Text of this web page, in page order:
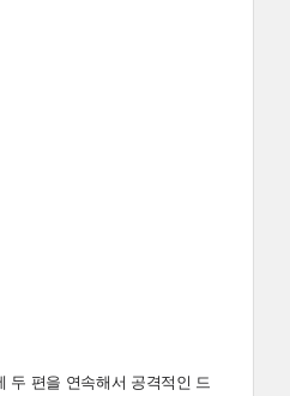
두 편을 연속해서 공격적인 드